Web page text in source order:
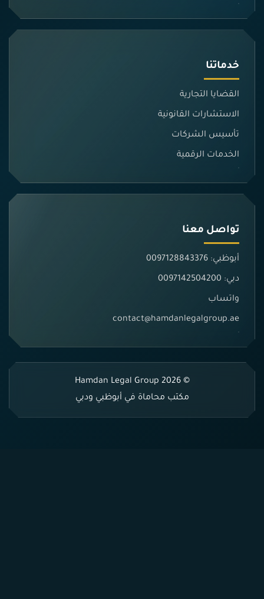
خدماتنا
القضايا التجارية
الاستشارات القانونية
تأسيس الشركات
الخدمات الرقمية
تواصل معنا
أبوظبي: 0097128843376
دبي: 0097142504200
واتساب
contact@hamdanlegalgroup.ae
© 2026 Hamdan Legal Group
مكتب محاماة في أبوظبي ودبي